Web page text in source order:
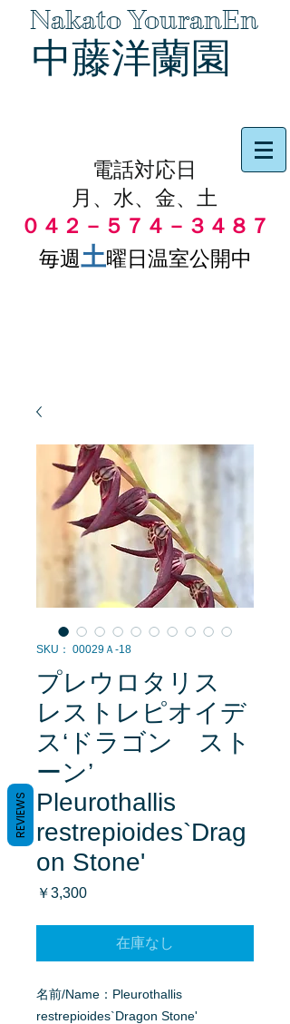
Nakato YouranEn
中藤洋蘭園
電話対応日
月、水、金、土
０４２－５７４－３４８７
毎週土曜日温室公開中
SKU： 00029Ａ-18
プレウロタリス
レストレピオイデ
ス‘ドラゴン スト
ーン’
Pleurothallis
restrepioides`Drag
on Stone'
￥3,300価
在庫なし
名前/Name：Pleurothallis
restrepioides`Dragon Stone'
REVIEWS